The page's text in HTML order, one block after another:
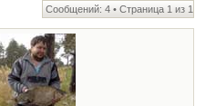
Сообщений: 4 • Страница 1 из 1